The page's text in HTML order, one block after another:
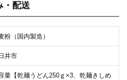
・配送
粉（国内製造）
井市
量【乾麺うどん250ｇ×3、乾麺きしめ